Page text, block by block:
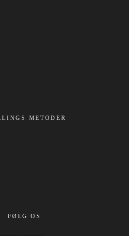
METODER
FØLG OS